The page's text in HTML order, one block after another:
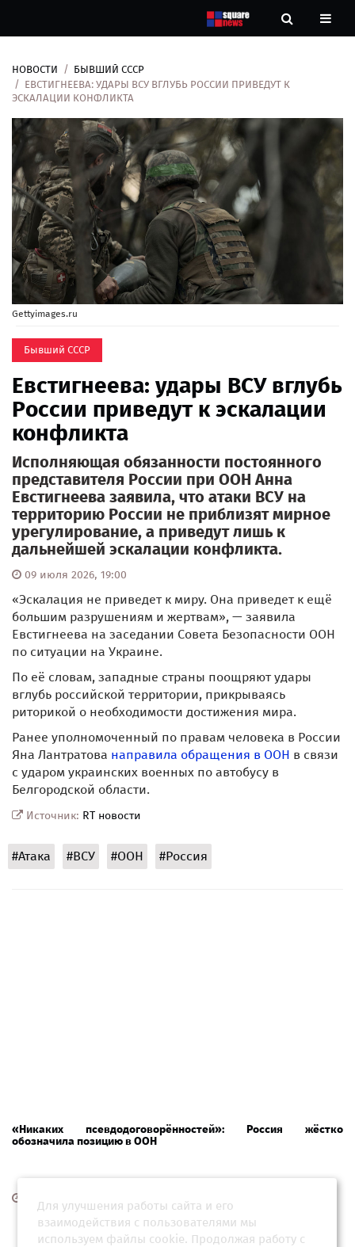
Новости
Рубрики
Контакты
О
нас
НОВОСТИ
БЫВШИЙ СССР
ЕВСТИГНЕЕВА: УДАРЫ ВСУ ВГЛУБЬ РОССИИ ПРИВЕДУТ К
ЭСКАЛАЦИИ КОНФЛИКТА
Gettyimages.ru
Бывший СССР
Евстигнеева: удары ВСУ вглубь
России приведут к эскалации
конфликта
Исполняющая обязанности постоянного
представителя России при ООН Анна
Евстигнеева заявила, что атаки ВСУ на
территорию России не приблизят мирное
урегулирование, а приведут лишь к
дальнейшей эскалации конфликта.
09 июля 2026, 19:00
«Эскалация не приведет к миру. Она приведет к ещё
большим разрушениям и жертвам», — заявила
Евстигнеева на заседании Совета Безопасности ООН
по ситуации на Украине.
По её словам, западные страны поощряют удары
вглубь российской территории, прикрываясь
риторикой о необходимости достижения мира.
Ранее уполномоченный по правам человека в России
Яна Лантратова направила обращения в ООН в связи
с ударом украинских военных по автобусу в
Белгородской области.
Источник: RT новости
#Атака #ВСУ #ООН #Россия
«Никаких псевдодоговорённостей»: Россия жёстко
обозначила позицию в ООН
Для улучшения работы сайта и его
взаимодействия с пользователями мы
используем файлы cookie. Продолжая работу с